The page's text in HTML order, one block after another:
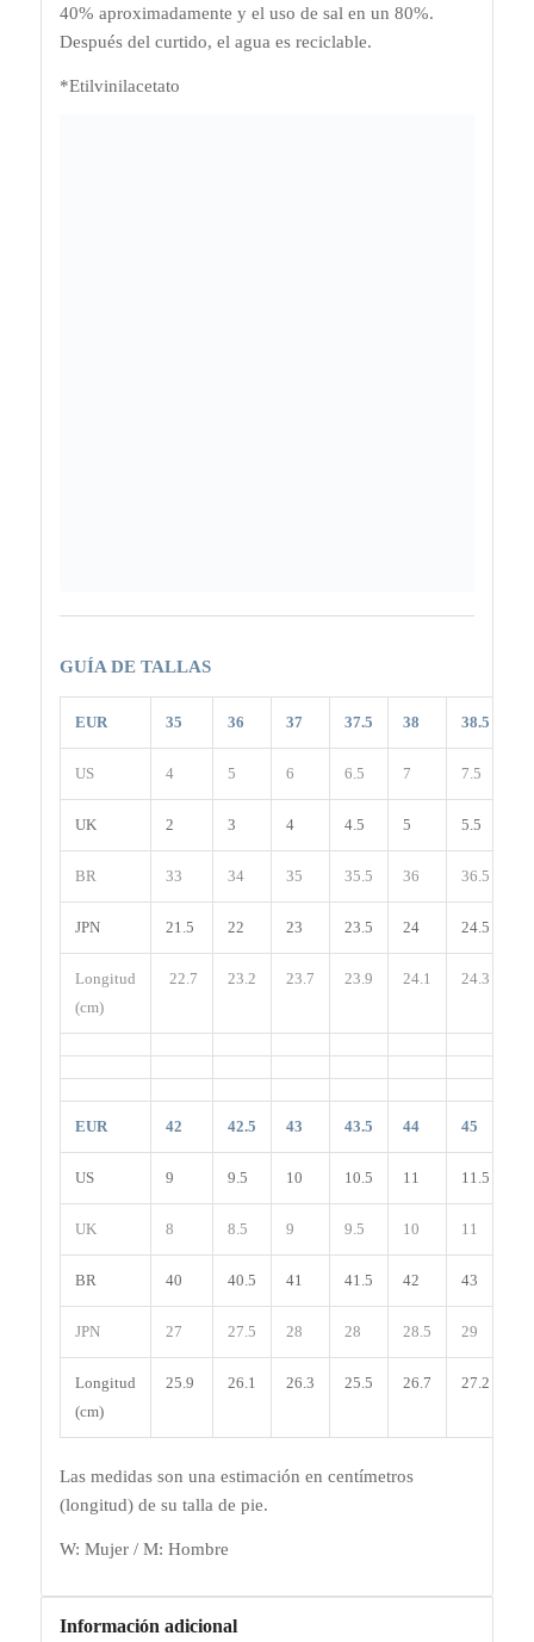
40% aproximadamente y el uso de sal en un 80%.
Después del curtido, el agua es reciclable.
*Etilvinilacetato
GUÍA DE TALLAS
EUR 35 36 37 37.5 38 38.5
US 4 5 6 6.5 7 7.5
UK 2 3 4 4.5 5 5.5
BR 33 34 35 35.5 36 36.5
JPN 21.5 22 23 23.5 24 24.5
Longitud
(cm)
22.7 23.2 23.7 23.9 24.1 24.3
EUR 42 42.5 43 43.5 44 45
US 9 9.5 10 10.5 11 11.5
UK 8 8.5 9 9.5 10 11
BR 40 40.5 41 41.5 42 43
JPN 27 27.5 28 28 28.5 29
Longitud
(cm)
25.9 26.1 26.3 25.5 26.7 27.2
Las medidas son una estimación en centímetros
(longitud) de su talla de pie.
W: Mujer / M: Hombre
Información adicional